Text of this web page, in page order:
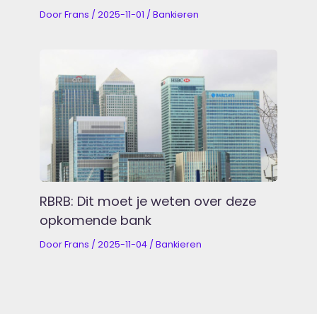
Door Frans /2025-11-01 /Bankieren
RBRB: Dit moet je weten over deze
opkomende bank
Door Frans /2025-11-04 /Bankieren